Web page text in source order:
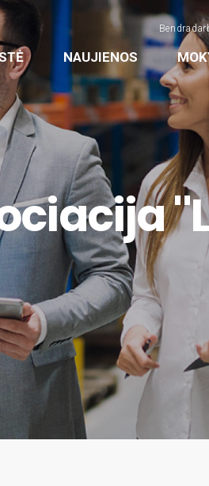
NAUJIENOS